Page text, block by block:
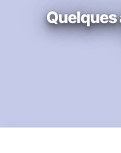
Quelques